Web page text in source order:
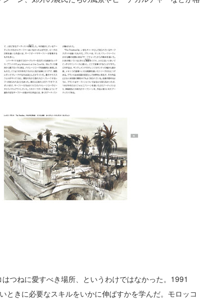
つねに愛すべき場所、というわけではなかった。1991
きに必要なスキルをいかに伸ばすかを学んだ。モロッコ